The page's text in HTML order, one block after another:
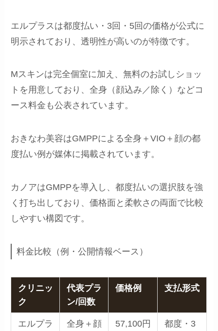
エルプラスは都度払い・3回・5回の価格が公式に
明示されており、透明性が高いのが特徴です。
Mスキンは完全個室に加え、無料のお試しショッ
トを用意しており、全身（顔込み／除く）などコ
ース料金も公表されています。
おきなわ美容はGMPPによる全身＋VIO＋顔の都
度払い例が媒体に掲載されています。
カノアはGMPPを導入し、都度払いの選択肢を強
く打ち出しており、価格面と柔軟さの両面で比較
しやすい構図です。
料金比較（例・公開情報ベース）
クリニッ
ク
代表プラ
ン/回数
価格例 支払形式
エルプラ 全身＋顔 57,100円 都度・3